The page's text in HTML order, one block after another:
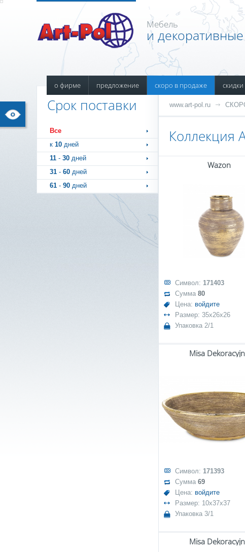
Мебель
и
о фирме предложение скоро в продаже скидки
Срок поставки
Все
к 10 дней
11 - 30 дней
31 - 60 дней
61 - 90 дней
www.art-pol.ru
Коллекция
Wazon
Символ: 171403
Сумма 80
Цена: войдите
Размер: 35x26x26
Упаковка 2/1
Misa
Символ: 171393
Сумма 69
Цена: войдите
Размер: 10x37x37
Упаковка 3/1
Misa